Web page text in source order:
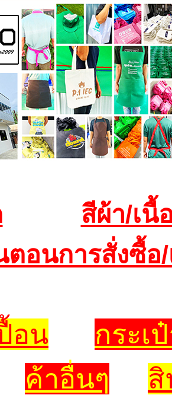
สีผ้า/เนื้
ตอนการสั่งซื้อ/
อน
กระเ
ค้าอื่นๆ